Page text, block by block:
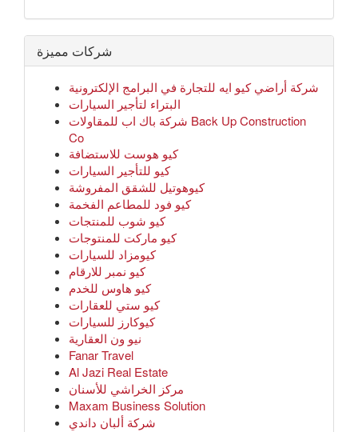
شركات مميزة
شركة أراضي كيو ايه للتجارة في البرامج الإلكترونية
البتراء لتأجير السيارات
شركة باك اب للمقاولات Back Up Construction
Co
كيو هوست للاستضافة
كيو للتأجير السيارات
كيوهوتيل للشقق المفروشة
كيو فود للمطاعم الفخمة
كيو شوب للمنتجات
كيو ماركت للمنتوجات
كيومزاد للسيارات
كيو نمبر للارقام
كيو هاوس للخدم
كيو ستي للعقارات
كيوكارز للسيارات
نيو ون العقارية
Fanar Travel
Al Jazi Real Estate
مركز الخراشي للأسنان
Maxam Business Solution
شركة ألبان داندي